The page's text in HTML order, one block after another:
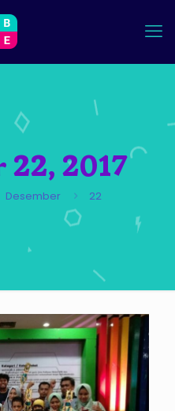
22, 2017
Desember 22